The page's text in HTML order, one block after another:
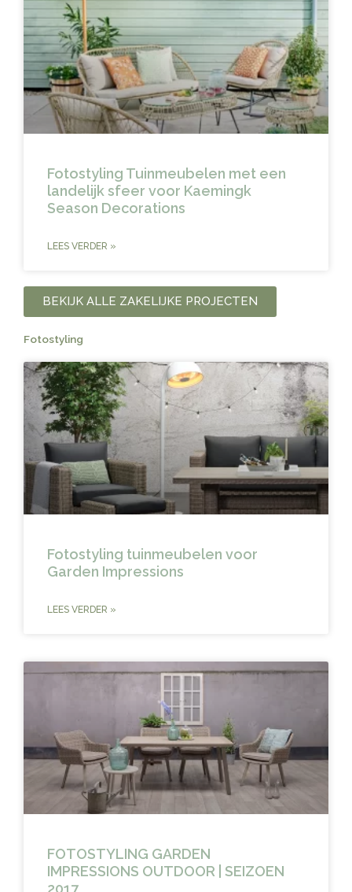
Fotostyling Tuinmeubelen met een
landelijk sfeer voor Kaemingk
Season Decorations
LEES VERDER »
BEKIJK ALLE ZAKELIJKE PROJECTEN
Fotostyling
Fotostyling tuinmeubelen voor
Garden Impressions
LEES VERDER »
FOTOSTYLING GARDEN
IMPRESSIONS OUTDOOR | SEIZOEN
2017